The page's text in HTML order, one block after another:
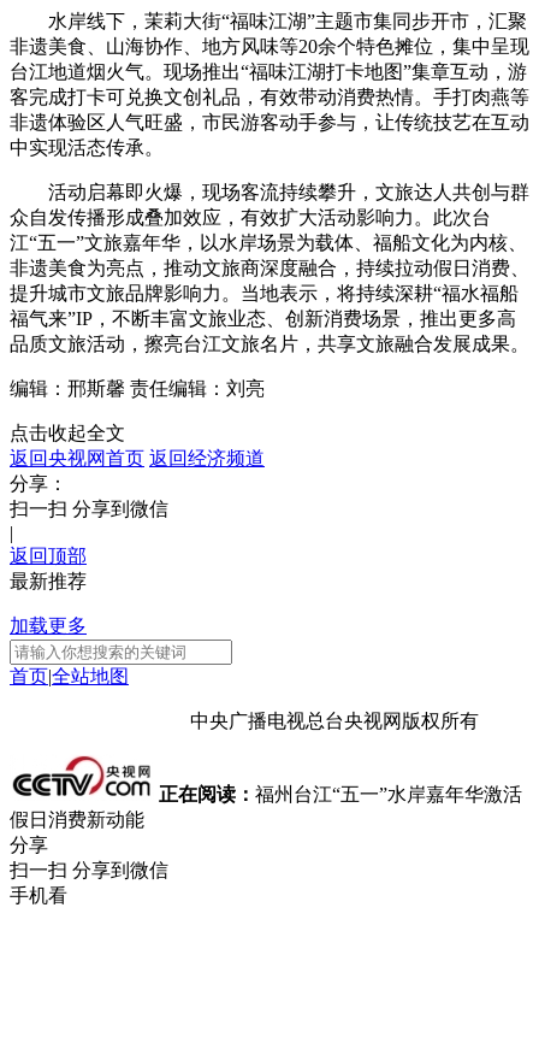
水岸线下，茉莉大街“福味江湖”主题市集同步开市，汇聚
非遗美食、山海协作、地方风味等20余个特色摊位，集中呈现
台江地道烟火气。现场推出“福味江湖打卡地图”集章互动，游
客完成打卡可兑换文创礼品，有效带动消费热情。手打肉燕等
非遗体验区人气旺盛，市民游客动手参与，让传统技艺在互动
中实现活态传承。
活动启幕即火爆，现场客流持续攀升，文旅达人共创与群
众自发传播形成叠加效应，有效扩大活动影响力。此次台
江“五一”文旅嘉年华，以水岸场景为载体、福船文化为内核、
非遗美食为亮点，推动文旅商深度融合，持续拉动假日消费、
提升城市文旅品牌影响力。当地表示，将持续深耕“福水福船
福气来”IP，不断丰富文旅业态、创新消费场景，推出更多高
品质文旅活动，擦亮台江文旅名片，共享文旅融合发展成果。
编辑：邢斯馨 责任编辑：刘亮
点击收起全文
返回央视网首页 返回经济频道
分享：
扫一扫 分享到微信
|
返回顶部
最新推荐
加载更多
首页|全站地图
中央广播电视总台央视网 版权所有
正在阅读： 福州台江“五一”水岸嘉年华激活
假日消费新动能
分享
扫一扫 分享到微信
手机看